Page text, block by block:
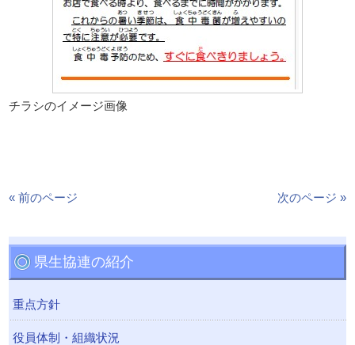
チラシのイメージ画像
« 前のページ 次のページ »
県生協連の紹介
重点方針
役員体制・組織状況